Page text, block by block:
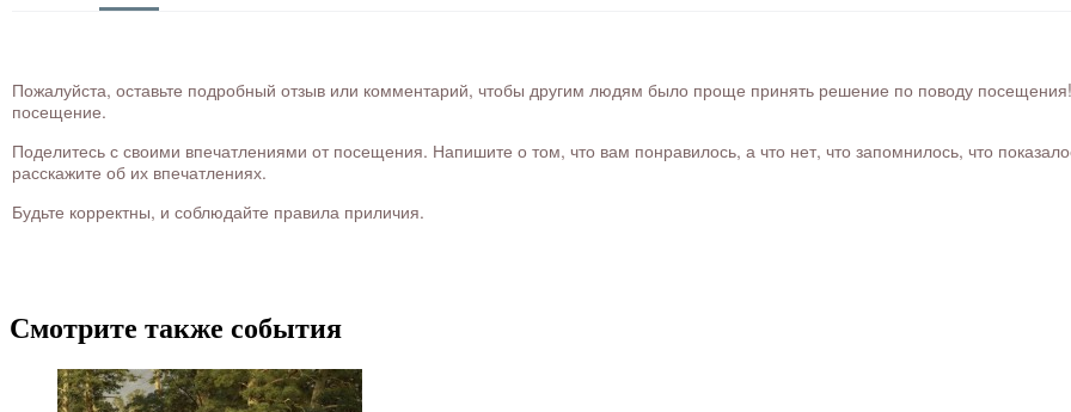
Пожалуйста, оставьте подробный отзыв или комментарий, чтобы другим людям было проще принять решение по поводу посещения!
посещение.
Поделитесь с своими впечатлениями от посещения. Напишите о том, что вам понравилось, а что нет, что запомнилось, что
расскажите об их впечатлениях.
Будьте корректны, и соблюдайте правила приличия.
Смотрите также события